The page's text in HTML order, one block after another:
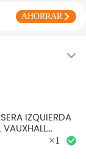
AHORRAR
IZQUIERDA
RENAULT
×1